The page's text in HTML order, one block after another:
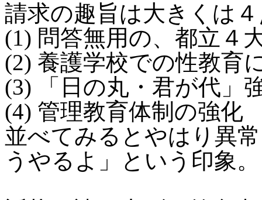
請求の趣旨は大きくは
(1) 問答無用の、都立４
(2) 養護学校での性教育
(3) 「日の丸・君が代」
(4) 管理教育体制の強化
並べてみるとやはり異
うやるよ」という印象。